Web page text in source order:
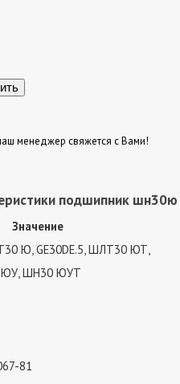
менеджер свяжется с Вами!
подшипник шн30ю
Значение
Ю, GE30DE.5, ШЛТ30 ЮТ,
ШН30 ЮУТ
81